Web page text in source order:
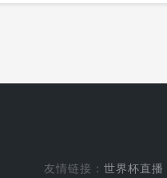
友情链接： 世界杯直播